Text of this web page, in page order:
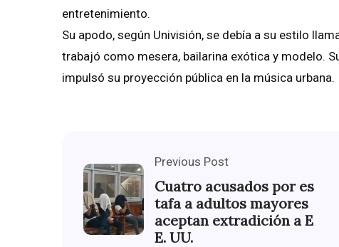
entretenimiento.
Su apodo, según Univisión, se debía a su estilo
trabajó como mesera, bailarina exótica y modelo.
impulsó su proyección pública en la música urbana.
Previous Post
Cuatro acusados por es
tafa a adultos mayores
aceptan extradición a E
E. UU.